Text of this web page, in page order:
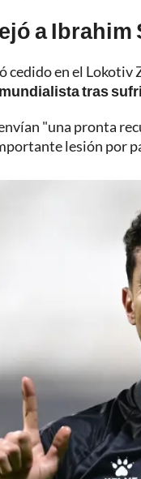
aIbrahim
cedido en el Lokotiv
tras
"una pronta
lesión por